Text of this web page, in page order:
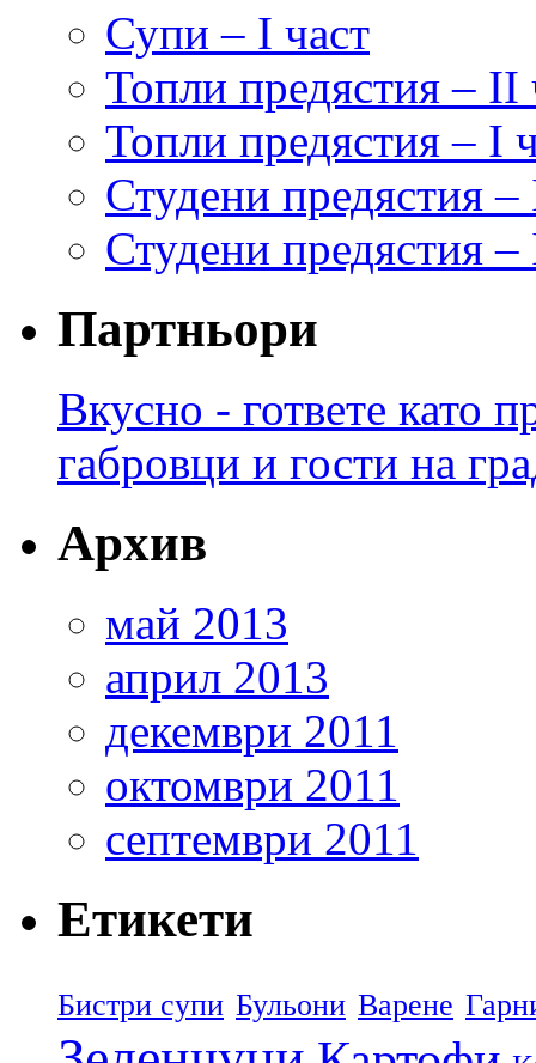
Супи – I част
Топли предястия – II
Топли предястия – I
Студени предястия –
Студени предястия –
Партньори
Вкусно - гответе като
габровци и гости на
Архив
май 2013
април 2013
декември 2011
октомври 2011
септември 2011
Етикети
Бистри супи Бульони Варене